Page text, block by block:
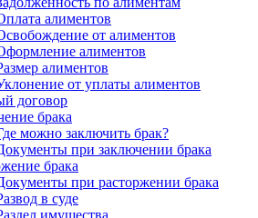
алиментов
от алиментов
алиментов
алиментов
от уплаты алиментов
договор
брака
можно заключить брак?
при заключении брака
брака
при расторжении брака
в суде
имущества